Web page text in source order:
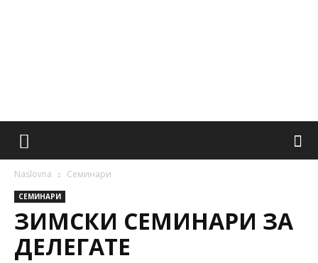
Naslovna Семинари
СЕМИНАРИ
ЗИМСКИ СЕМИНАРИ ЗА
ДЕЛЕГАТЕ